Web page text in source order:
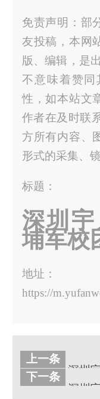
免责声明：部
友投稿，本网
版、编辑，是
不意味着赞同
性，如本站文
作者在及时联
方所有内容、
形式的采集、
标题：
深圳
埔军校
地址：
https://
上一条
下一条